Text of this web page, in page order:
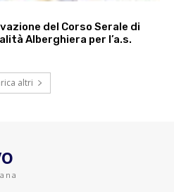
del Corso Serale di
Alberghiera per l’a.s.
altri